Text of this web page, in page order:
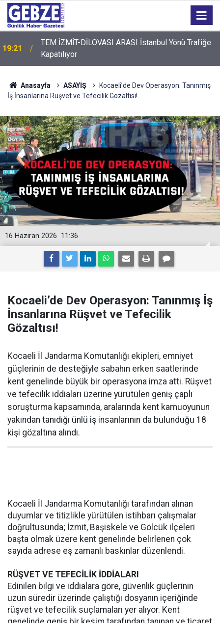
19:21
TEM İZMİT-DİLOVASI ARASI İstanbul Yönü Trafiğe
Kapatılıyor
Anasayfa ASAYİŞ
Kocaeli’de Dev Operasyon: Tanınmış
İş İnsanlarına Rüşvet ve Tefecilik Gözaltısı!
11:36
16 Haziran 2026
Kocaeli’de Dev Operasyon: Tanınmış İş
İnsanlarına Rüşvet ve Tefecilik
Gözaltısı!
Kocaeli İl Jandarma Komutanlığı ekipleri, emniyet
güçlerinin de desteğiyle sabahın erken saatlerinde
kent genelinde büyük bir operasyona imza attı. Rüşvet
ve tefecilik iddiaları üzerine yürütülen geniş çaplı
soruşturma kapsamında, aralarında kent kamuoyunun
yakından tanıdığı ünlü iş insanlarının da bulunduğu 18
kişi gözaltına alındı.
Kocaeli İl Jandarma Komutanlığı tarafından alınan
duyumlar ve titizlikle yürütülen istihbarı çalışmalar
doğrultusunda; İzmit, Başiskele ve Gölcük ilçeleri
başta olmak üzere kent genelinde belirlenen çok
sayıda adrese eş zamanlı baskınlar düzenlendi.
RÜŞVET VE TEFECİLİK İDDİALARI
Edinilen bilgi ve iddialara göre, güvenlik güçlerinin
uzun süredir üzerinde çalıştığı dosyanın içeriğinde
rüşvet ve tefecilik suçlamaları yer alıyor. Kent